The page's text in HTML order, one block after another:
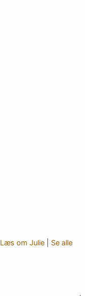
Læs om Julie
Se alle